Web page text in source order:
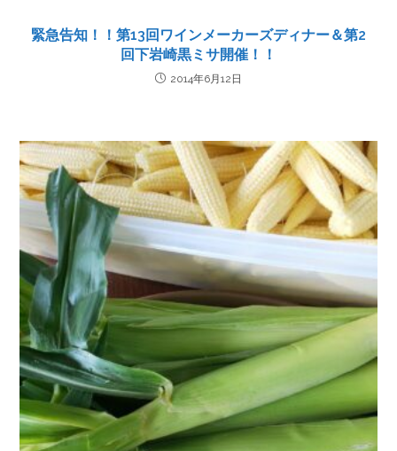
緊急告知！！第13回ワインメーカーズディナー＆第2
回下岩崎黒ミサ開催！！
2014年6月12日